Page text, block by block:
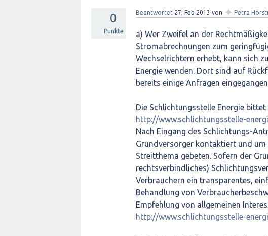
0
Punkte
Beantwortet 27, Feb 2013 von ✦ Petra
a) Wer Zweifel an der
Stromabrechnungen zum
Wechselrichtern erhebt, kann sich
Energie wenden. Dort sind auf
bereits einige Anfragen
Die Schlichtungsstelle Energie
http://www.schlichtungsstelle-
Nach Eingang des Schlichtungs-
Grundversorger kontaktiert und
Streitthema gebeten. Sofern der
rechtsverbindliches)
Verbrauchern ein transparentes,
Behandlung von
Empfehlung von allgemeinen
http://www.schlichtungsstelle-